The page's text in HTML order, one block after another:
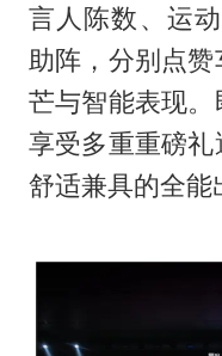
言人陈数、运
助阵，分别点
芒与智能表现
享受多重重磅
舒适兼具的全能